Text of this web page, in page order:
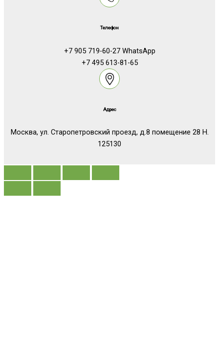
Телефон
+7 905 719-60-27 WhatsApp
+7 495 613-81-65
Адрес
Москва, ул. Старопетровский проезд, д.8 помещение 28 Н.
125130